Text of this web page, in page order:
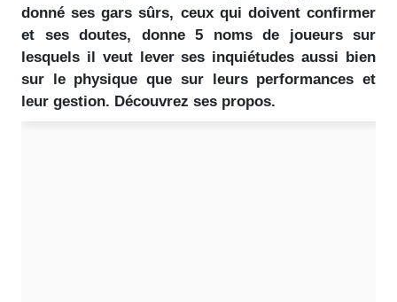
donné ses gars sûrs, ceux qui doivent confirmer
et ses doutes, donne 5 noms de joueurs sur
lesquels il veut lever ses inquiétudes aussi bien
sur le physique que sur leurs performances et
leur gestion. Découvrez ses propos.